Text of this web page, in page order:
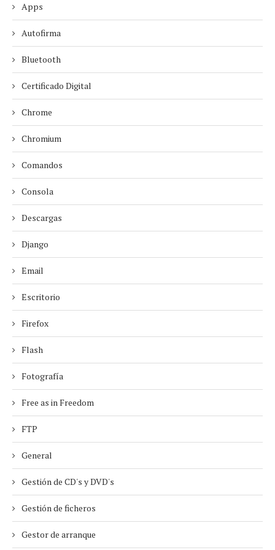
Apps
Autofirma
Bluetooth
Certificado Digital
Chrome
Chromium
Comandos
Consola
Descargas
Django
Email
Escritorio
Firefox
Flash
Fotografía
Free as in Freedom
FTP
General
Gestión de CD's y DVD's
Gestión de ficheros
Gestor de arranque